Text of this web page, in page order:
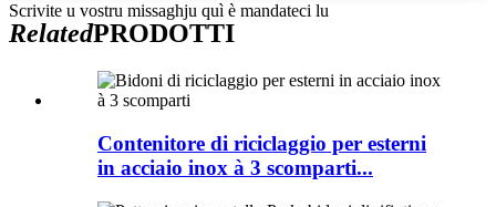
Scrivite u vostru missaghju quì è mandateci lu
RelatedPRODOTTI
Contenitore di riciclaggio per esterni
in acciaio inox à 3 scomparti...